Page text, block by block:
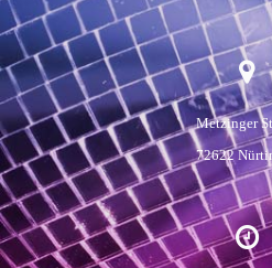
Metzinger
72622